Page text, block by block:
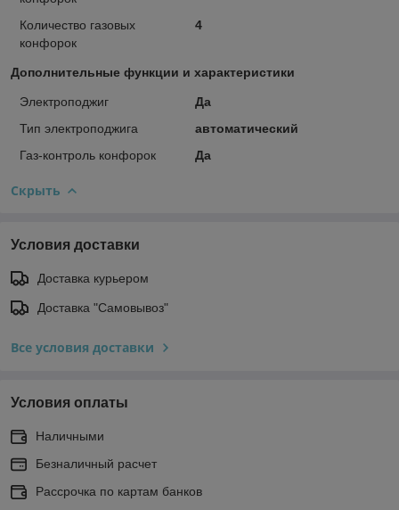
Количество газовых
конфорок
4
Дополнительные функции и характеристики
Электроподжиг
Да
Тип электроподжига
автоматический
Газ-контроль конфорок
Да
Скрыть
Условия доставки
Доставка курьером
Доставка "Самовывоз"
Все условия доставки
Условия оплаты
Наличными
Безналичный расчет
Рассрочка по картам банков